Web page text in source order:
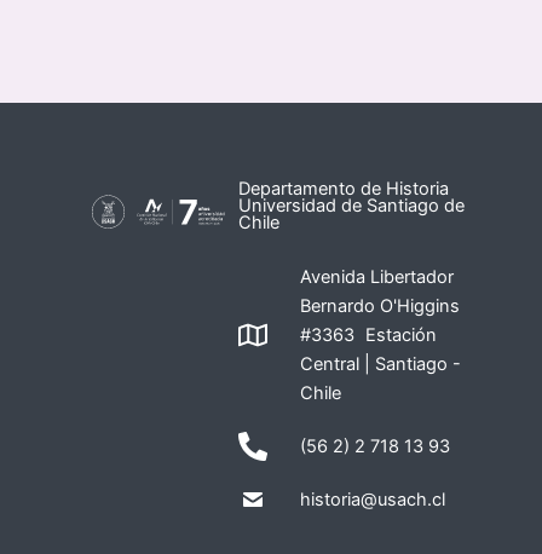
Departamento de Historia
Universidad de Santiago de
Chile
Avenida Libertador
Bernardo O'Higgins
#3363 Estación
Central | Santiago -
Chile
(56 2) 2 718 13 93
historia@usach.cl